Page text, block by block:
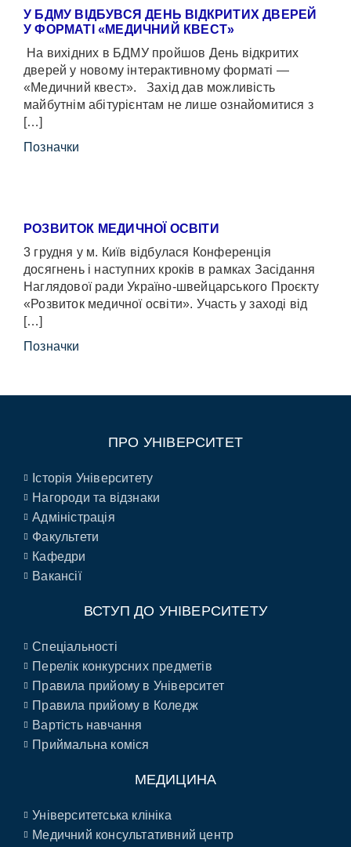
У БДМУ ВІДБУВСЯ ДЕНЬ ВІДКРИТИХ ДВЕРЕЙ
У ФОРМАТІ «МЕДИЧНИЙ КВЕСТ»
На вихідних в БДМУ пройшов День відкритих
дверей у новому інтерактивному форматі —
«Медичний квест». Захід дав можливість
майбутнім абітурієнтам не лише ознайомитися з
[…]
Позначки
РОЗВИТОК МЕДИЧНОЇ ОСВІТИ
3 грудня у м. Київ відбулася Конференція
досягнень і наступних кроків в рамках Засідання
Наглядової ради Україно-швейцарського Проєкту
«Розвиток медичної освіти». Участь у заході від
[…]
Позначки
ПРО УНІВЕРСИТЕТ
Історія Університету
Нагороди та відзнаки
Адміністрація
Факультети
Кафедри
Вакансії
ВСТУП ДО УНІВЕРСИТЕТУ
Спеціальності
Перелік конкурсних предметів
Правила прийому в Університет
Правила прийому в Коледж
Вартість навчання
Приймальна коміся
МЕДИЦИНА
Університетська клініка
Медичний консультативний центр